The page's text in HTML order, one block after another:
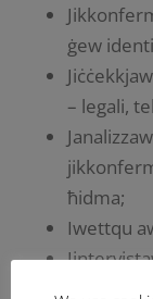
ġew
– legali,
ħidma;
Iwettqu